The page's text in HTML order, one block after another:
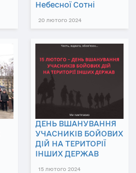
Небесної Сотні
20 лютого 2024
ДЕНЬ ВШАНУВАННЯ
УЧАСНИКІВ БОЙОВИХ
ДІЙ НА ТЕРИТОРІЇ
ІНШИХ ДЕРЖАВ
15 лютого 2024